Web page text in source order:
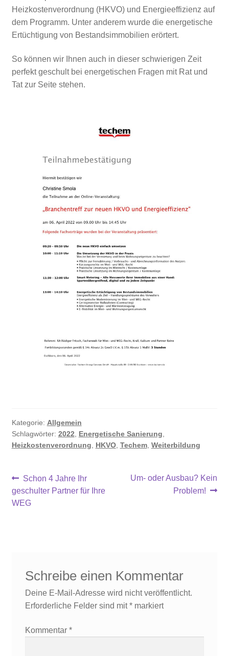
Heizkostenverordnung (HKVO) und Energieeffizienz auf
dem Programm. Unter anderem wurde die energetische
Ertüchtigung von Bestandsimmobilien erörtert.
So können wir Ihnen auch in dieser schwierigen Zeit
perfekt geschult bei energetischen Fragen mit Rat und
Tat zur Seite stehen.
Kategorie: Allgemein
Schlagwörter: 2022, Energetische Sanierung,
Heizkostenverordnung, HKVO, Techem, Weiterbildung
Beitragsnavigation
Vorheriger
Beitrag:
Schon 4 Jahre Ihr
geschulter Partner für Ihre
WEG
Nächster
Um- oder Ausbau? Kein
Problem!
Schreibe einen Kommentar
Deine E-Mail-Adresse wird nicht veröffentlicht.
Erforderliche Felder sind mit*markiert
Kommentar *